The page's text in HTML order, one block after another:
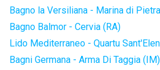
Bagno la Versiliana - Marina di
Bagno Balmor - Cervia (RA)
Lido Mediterraneo - Quartu
Bagni Germana - Arma Di Taggia (IM)